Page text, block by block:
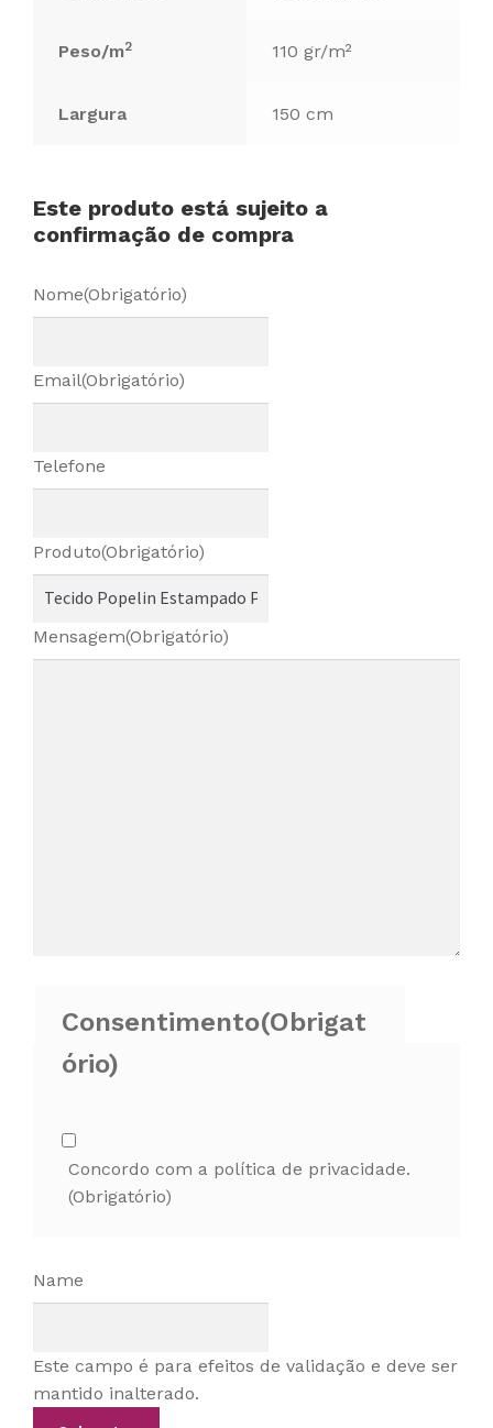
Peso/m2 110 gr/m²
Largura 150 cm
Este produto está sujeito a
confirmação de compra
Nome(Obrigatório)
Email(Obrigatório)
Telefone
Produto(Obrigatório)
Mensagem(Obrigatório)
Consentimento(Obrigat
ório)
Concordo com a política de privacidade.
(Obrigatório)
Name
Este campo é para efeitos de validação e deve ser
mantido inalterado.